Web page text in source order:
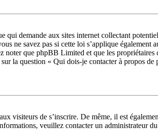
demande aux sites internet collectant
ne savez pas si cette loi s’applique également
que phpBB Limited et que les propriétaires
la question « Qui dois-je contacter à propos de
visiteurs de s’inscrire. De même, il est
veuillez contacter un administrateur